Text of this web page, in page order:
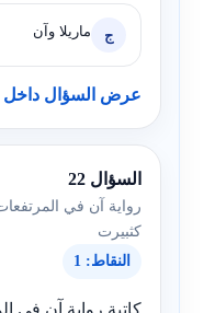
ج ماريلا وآن
عرض السؤال داخل
السؤال 22
رواية آن في
كثبيرت
النقاط: 1